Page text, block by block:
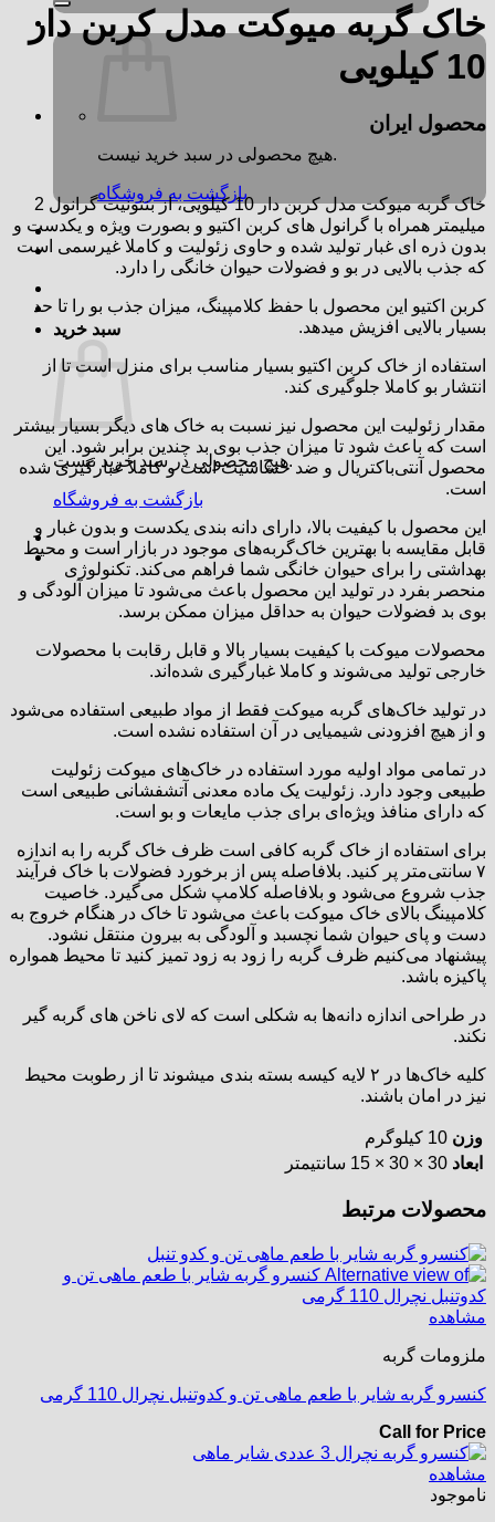
هیچ محصولی در سبد خرید نیست.
بازگشت به فروشگاه
سبد خرید
هیچ محصولی در سبد خرید نیست.
بازگشت به فروشگاه
خاک گربه میوکت مدل کربن دار
10 کیلویی
محصول ایران
خاک گربه میوکت مدل کربن دار 10 کیلویی، از بنتونیت گرانول 2
میلیمتر همراه با گرانول های کربن اکتیو و بصورت ویژه و یکدست و
بدون ذره ای غبار تولید شده و حاوی زئولیت و کاملا غیرسمی است
که جذب بالایی در بو و فضولات حیوان خانگی را دارد.
کربن اکتیو این محصول با حفظ کلامپینگ، میزان جذب بو را تا حد
بسیار بالایی افزیش میدهد.
استفاده از خاک کربن اکتیو بسیار مناسب برای منزل است تا از
انتشار بو کاملا جلوگیری کند.
مقدار زئولیت این محصول نیز نسبت به خاک های دیگر بسیار بیشتر
است که باعث ‌شود تا میزان جذب بوی بد چندین برابر شود. این
محصول آنتی‌باکتریال و ضد حساسیت است و کاملا غبارگیری شده
است.
این محصول با کیفیت بالا، دارای دانه بندی یکدست و بدون غبار و
قابل مقایسه با بهترین خاک‌گربه‌های موجود در بازار است و محیط
بهداشتی را برای حیوان خانگی شما فراهم می‌کند. تکنولوژی
منحصر بفرد در تولید این محصول باعث می‌شود تا میزان آلودگی و
بوی بد فضولات حیوان به حداقل میزان ممکن برسد.
محصولات میوکت با کیفیت بسیار بالا و قابل رقابت با محصولات
خارجی تولید می‌شوند و کاملا غبارگیری شده‌اند.
در تولید خاک‌های گربه میوکت فقط از مواد طبیعی استفاده می‌شود
و از هیچ افزودنی شیمیایی در آن استفاده نشده است.
در تمامی مواد اولیه مورد استفاده در خاک‌های میوکت زئولیت
طبیعی وجود دارد. زئولیت یک ماده معدنی آتشفشانی طبیعی است
که دارای منافذ ویژه‌ای برای جذب مایعات و بو است.
برای استفاده از خاک گربه کافی است ظرف خاک گربه را به اندازه
۷ سانتی‌متر پر کنید. بلافاصله پس از برخورد فضولات با خاک فرآیند
جذب شروع می‌شود و بلافاصله کلامپ شکل می‌گیرد. خاصیت
کلامپینگ بالای خاک‌ میوکت باعث می‌شود تا خاک در هنگام خروج به
دست و پای حیوان شما نچسبد و آلودگی به بیرون منتقل نشود.
پیشنهاد می‌کنیم ظرف گربه را زود به زود تمیز کنید تا محیط همواره
پاکیزه باشد.
در طراحی اندازه دانه‌ها به شکلی است که لای ناخن‌ های گربه گیر
نکند.
کلیه خاک‌ها در ۲ لایه کیسه بسته‌ بندی میشوند تا از رطوبت محیط
نیز در امان باشند.
وزن 10 کیلوگرم
ابعاد 30 × 30 × 15 سانتیمتر
محصولات مرتبط
مشاهده
ملزومات گربه
کنسرو گربه شایر با طعم ماهی تن و کدوتنبل نچرال 110 گرمی
Call for Price
مشاهده
ناموجود